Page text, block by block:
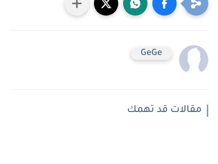
GeGe
مقالات قد تهمك